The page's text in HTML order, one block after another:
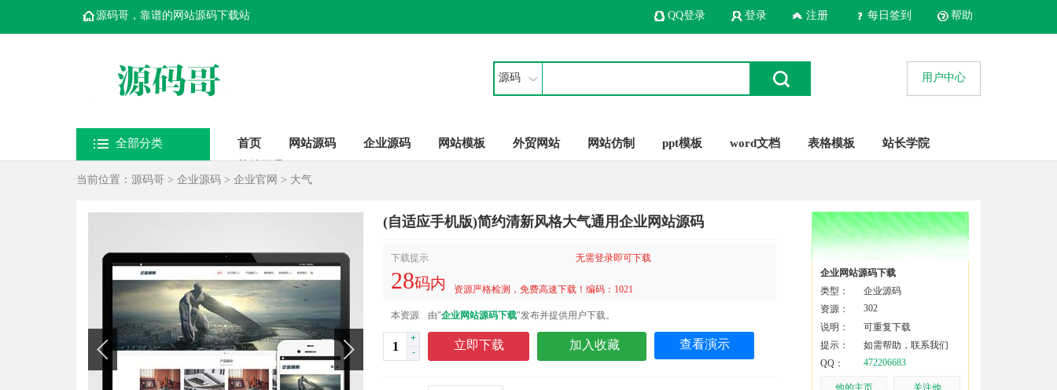
源码哥，靠谱的网站源码下载站 帮助
每日签到
注册
登录
QQ登录
源码 用户中心
全部分类 首页 网站源码 企业源码 网站模板 外贸网站 网站仿制 ppt模板 word文档 表格模板
站长学院
当前位置： 源码哥 > 企业源码 > 企业官网 > 大气
(自适应手机版)简约清新风格大气通用企业网站源码
下载提示 无需登录即可下载
28码内 资源严格检测，免费高速下载！编码：1021
本资源 由"企业网站源码下载"发布并提供用户下载。
+
-
立即下载 加入收藏 查看演示
企业网站源码下载
类型：
企业源码
资源：
302
说明：
可重复下载
提示：
如需帮助，联系我们
QQ：
472206683
他的主页 关注他